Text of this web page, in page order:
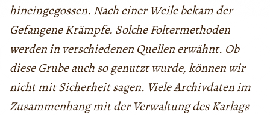
hineingegossen. Nach einer Weile bekam der
Gefangene Krämpfe. Solche Foltermethoden
werden in verschiedenen Quellen erwähnt. Ob
diese Grube auch so genutzt wurde, können wir
nicht mit Sicherheit sagen. Viele Archivdaten im
Zusammenhang mit der Verwaltung des Karlags